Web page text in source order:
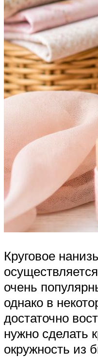
Круговое
очень
однако в
достаточно
нужно сделать
окружность из